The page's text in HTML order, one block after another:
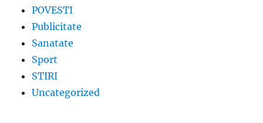
POVESTI
Publicitate
Sanatate
Sport
STIRI
Uncategorized